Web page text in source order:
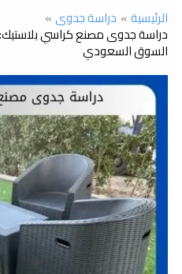
الرئيسية دراسة جدوى
دراسة جدوى مصنع كراسي بلاستيك:
السوق السعودي